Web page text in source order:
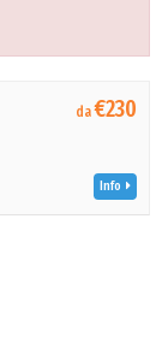
da€230
Info